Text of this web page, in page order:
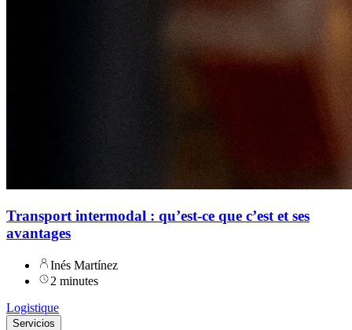
Transport intermodal : qu’est-ce que c’est et ses
avantages
Inés Martínez
2 minutes
Logistique
Servicios